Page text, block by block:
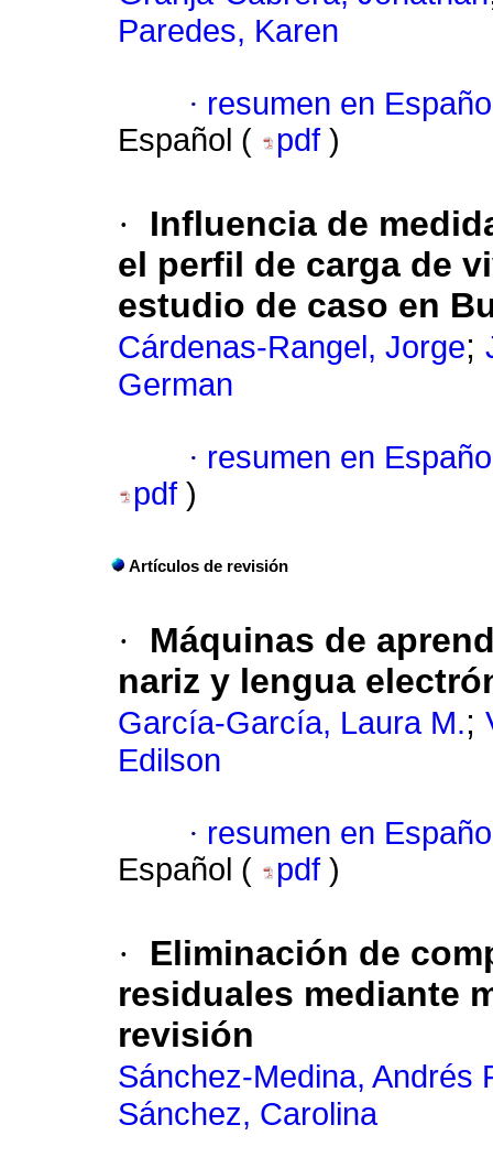
Paredes, Karen
· resumen en
Español (
pdf )
·
Influencia de
el perfil de carga de
estudio de caso en
Cárdenas-Rangel, Jorge;
German
· resumen en
pdf )
Artículos de revisión
·
Máquinas de
nariz y lengua
García-García, Laura M.;
Edilson
· resumen en
Español (
pdf )
·
Eliminación de
residuales mediante
revisión
Sánchez-Medina, Andrés
Sánchez, Carolina